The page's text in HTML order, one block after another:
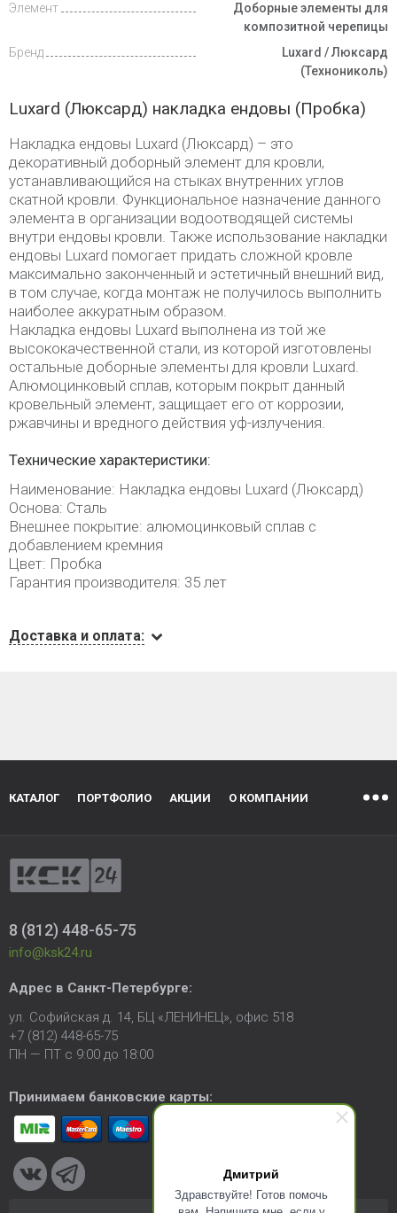
Дмитрий
Здравствуйте! Готов помочь
Элемент
Доборные элементы для
композитной черепицы
Бренд
Luxard / Люксард
(Технониколь)
Luxard (Люксард) накладка ендовы (Пробка)
Накладка ендовы Luxard (Люксард) – это
декоративный доборный элемент для кровли,
устанавливающийся на стыках внутренних углов
скатной кровли. Функциональное назначение данного
элемента в организации водоотводящей системы
внутри ендовы кровли. Также использование накладки
ендовы Luxard помогает придать сложной кровле
максимально законченный и эстетичный внешний вид,
в том случае, когда монтаж не получилось выполнить
наиболее аккуратным образом.
Накладка ендовы Luxard выполнена из той же
высококачественной стали, из которой изготовлены
остальные доборные элементы для кровли Luxard.
Алюмоцинковый сплав, которым покрыт данный
кровельный элемент, защищает его от коррозии,
ржавчины и вредного действия уф-излучения.
Технические характеристики:
Наименование: Накладка ендовы Luxard (Люксард)
Основа: Сталь
Внешнее покрытие: алюмоцинковый сплав с
добавлением кремния
Цвет: Пробка
Гарантия производителя: 35 лет
Доставка и оплата:
КАТАЛОГ ПОРТФОЛИО АКЦИИ О КОМПАНИИ
8 (812) 448-65-75
info@ksk24.ru
Адрес в Санкт-Петербурге:
ул. Софийская д. 14, БЦ «ЛЕНИНЕЦ», офис 518
+7 (812) 448-65-75
ПН — ПТ с 9:00 до 18:00
Принимаем банковские карты: